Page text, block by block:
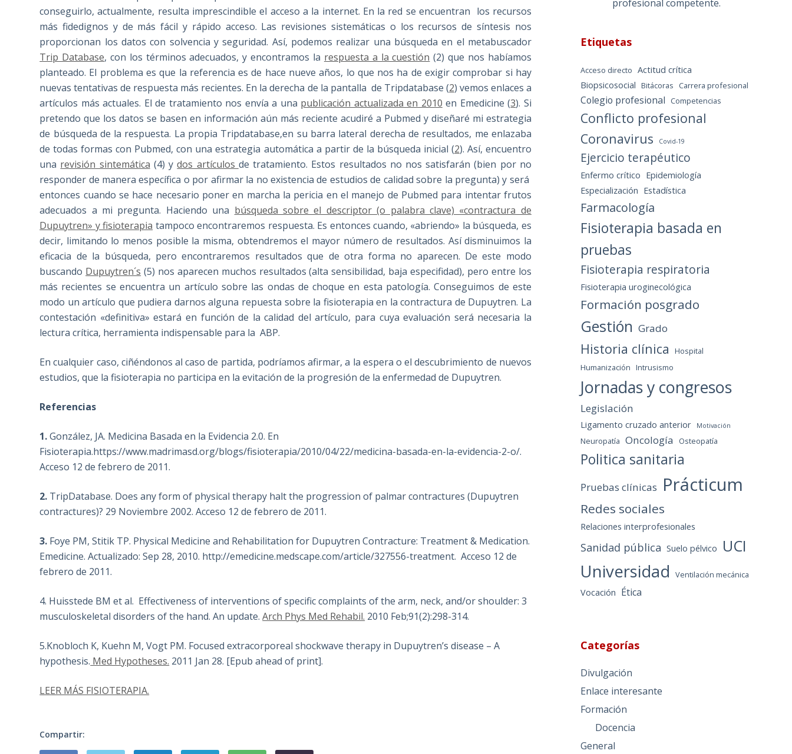
conseguirlo, actualmente, resulta imprescindible el acceso a la internet. En la red se encuentran los recursos
más fidedignos y de más fácil y rápido acceso. Las revisiones sistemáticas o los recursos de síntesis nos
proporcionan los datos con solvencia y seguridad. Así, podemos realizar una búsqueda en el metabuscador
Trip Database, con los términos adecuados, y encontramos la respuesta a la cuestión (2) que nos habíamos
planteado. El problema es que la referencia es de hace nueve años, lo que nos ha de exigir comprobar si hay
nuevas tentativas de respuesta más recientes. En la derecha de la pantalla de Tripdatabase (2) vemos enlaces a
artículos más actuales. El de tratamiento nos envía a una publicación actualizada en 2010 en Emedicine (3). Si
pretendo que los datos se basen en información aún más reciente acudiré a Pubmed y diseñaré mi estrategia
de búsqueda de la respuesta. La propia Tripdatabase,en su barra lateral derecha de resultados, me enlazaba
de todas formas con Pubmed, con una estrategia automática a partir de la búsqueda inicial (2). Así, encuentro
una revisión sintemática (4) ydos artículos de tratamiento. Estos resultados no nos satisfarán (bien por no
responder de manera específica o por afirmar la no existencia de estudios de calidad sobre la pregunta) y será
entonces cuando se hace necesario poner en marcha la pericia en el manejo de Pubmed para intentar frutos
adecuados a mi pregunta. Haciendo una búsqueda sobre el descriptor (o palabra clave) «contractura de
Dupuytren» y fisioterapia tampoco encontraremos respuesta. Es entonces cuando, «abriendo» la búsqueda, es
decir, limitando lo menos posible la misma, obtendremos el mayor número de resultados. Así disminuimos la
eficacia de la búsqueda, pero encontraremos resultados que de otra forma no aparecen. De este modo
buscando Dupuytren´s (5) nos aparecen muchos resultados (alta sensibilidad, baja especifidad), pero entre los
más recientes se encuentra un artículo sobre las ondas de choque en esta patología. Conseguimos de este
modo un artículo que pudiera darnos alguna repuesta sobre la fisioterapia en la contractura de Dupuytren. La
contestación «definitiva» estará en función de la calidad del artículo, para cuya evaluación será necesaria la
lectura crítica, herramienta indispensable para la ABP.
En cualquier caso, ciñéndonos al caso de partida, podríamos afirmar, a la espera o el descubrimiento de nuevos
estudios, que la fisioterapia no participa en la evitación de la progresión de la enfermedad de Dupuytren.
Referencias
1.González, JA. Medicina Basada en la Evidencia 2.0. En
Fisioterapia.https://www.madrimasd.org/blogs/fisioterapia/2010/04/22/medicina-basada-en-la-evidencia-2-o/.
Acceso 12 de febrero de 2011.
2. TripDatabase. Does any form of physical therapy halt the progression of palmar contractures (Dupuytren
contractures)? 29 Noviembre 2002. Acceso 12 de febrero de 2011.
3. Foye PM, Stitik TP. Physical Medicine and Rehabilitation for Dupuytren Contracture: Treatment & Medication.
Emedicine. Actualizado: Sep 28, 2010. http://emedicine.medscape.com/article/327556-treatment. Acceso 12 de
febrero de 2011.
4. Huisstede BM et al. Effectiveness of interventions of specific complaints of the arm, neck, and/or shoulder: 3
musculoskeletal disorders of the hand. An update.Arch Phys Med Rehabil. 2010 Feb;91(2):298-314.
5.Knobloch K, Kuehn M, Vogt PM. Focused extracorporeal shockwave therapy in Dupuytren’s disease – A
hypothesis. Med Hypotheses. 2011 Jan 28. [Epub ahead of print].
LEER MÁS FISIOTERAPIA.
Compartir:
profesional competente.
Etiquetas
Acceso directo Actitud crítica
Biopsicosocial Bitácoras Carrera profesional
Colegio profesional Competencias
Conflicto profesional
Coronavirus
Covid-19
Ejercicio terapéutico
Enfermo crítico Epidemiología
Especialización Estadística
Farmacología
Fisioterapia basada en
pruebas
Fisioterapia respiratoria
Fisioterapia uroginecológica
Formación posgrado
Gestión Grado
Historia clínica
Hospital
Humanización Intrusismo
Jornadas y congresos
Legislación
Ligamento cruzado anterior Motivación
Neuropatía Oncología Osteopatía
Politica sanitaria
Pruebas clínicas Prácticum
Redes sociales
Relaciones interprofesionales
Sanidad pública Suelo pélvico UCI
Universidad Ventilación mecánica
Vocación Ética
Categorías
Divulgación
Enlace interesante
Formación
Docencia
General